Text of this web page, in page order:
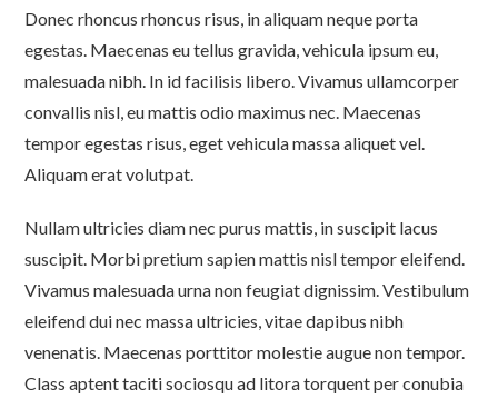
Donec rhoncus rhoncus risus, in aliquam neque porta
egestas. Maecenas eu tellus gravida, vehicula ipsum eu,
malesuada nibh. In id facilisis libero. Vivamus ullamcorper
convallis nisl, eu mattis odio maximus nec. Maecenas
tempor egestas risus, eget vehicula massa aliquet vel.
Aliquam erat volutpat.
Nullam ultricies diam nec purus mattis, in suscipit lacus
suscipit. Morbi pretium sapien mattis nisl tempor eleifend.
Vivamus malesuada urna non feugiat dignissim. Vestibulum
eleifend dui nec massa ultricies, vitae dapibus nibh
venenatis. Maecenas porttitor molestie augue non tempor.
Class aptent taciti sociosqu ad litora torquent per conubia